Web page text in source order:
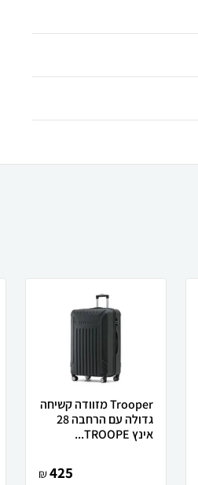
Trooper מזוודה קשיחה
גדולה עם הרחבה 28
אינץ TROOPE...
425
₪